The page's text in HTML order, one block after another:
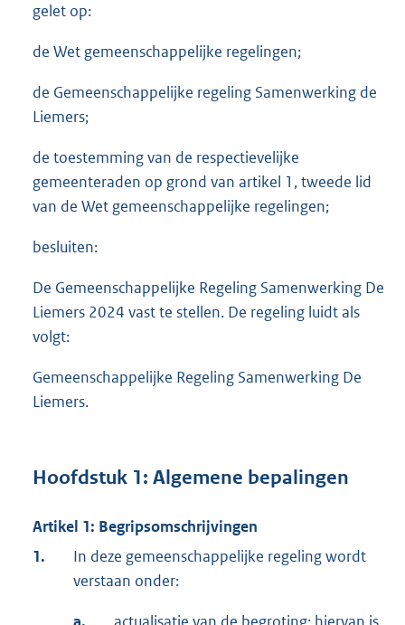
gelet op:
de Wet gemeenschappelijke regelingen;
de Gemeenschappelijke regeling Samenwerking de
Liemers;
de toestemming van de respectievelijke
gemeenteraden op grond van artikel 1, tweede lid
van de Wet gemeenschappelijke regelingen;
besluiten:
De Gemeenschappelijke Regeling Samenwerking De
Liemers 2024 vast te stellen. De regeling luidt als
volgt:
Gemeenschappelijke Regeling Samenwerking De
Liemers.
Hoofdstuk 1: Algemene bepalingen
Artikel 1: Begripsomschrijvingen
1.
In deze gemeenschappelijke regeling wordt
verstaan onder: